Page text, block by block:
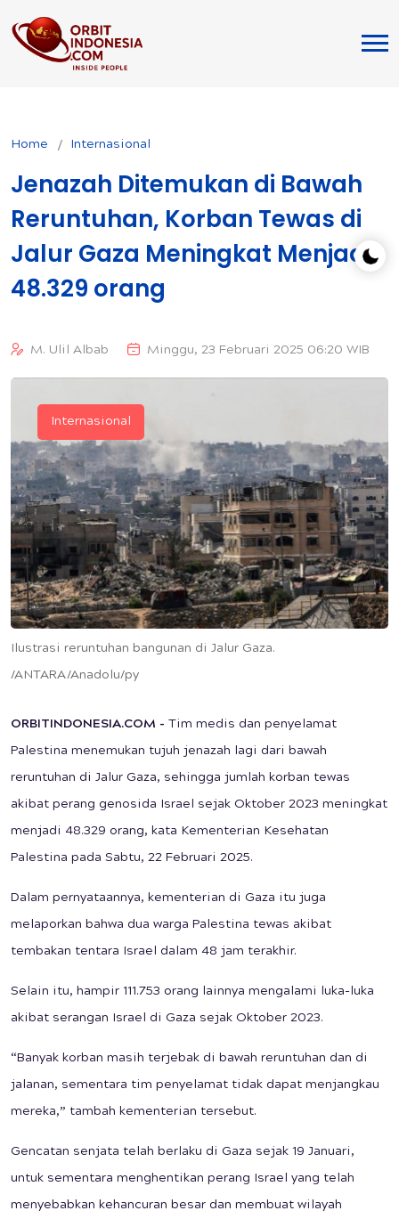
Home Internasional
Jenazah Ditemukan di Bawah
Reruntuhan, Korban Tewas di
Jalur Gaza Meningkat Menjadi
48.329 orang
M. Ulil Albab Minggu, 23 Februari 2025 06:20 WIB
Ilustrasi reruntuhan bangunan di Jalur Gaza.
/ANTARA/Anadolu/py
Internasional
ORBITINDONESIA.COM - Tim medis dan penyelamat
Palestina menemukan tujuh jenazah lagi dari bawah
reruntuhan di Jalur Gaza, sehingga jumlah korban tewas
akibat perang genosida Israel sejak Oktober 2023 meningkat
menjadi 48.329 orang, kata Kementerian Kesehatan
Palestina pada Sabtu, 22 Februari 2025.
Dalam pernyataannya, kementerian di Gaza itu juga
melaporkan bahwa dua warga Palestina tewas akibat
tembakan tentara Israel dalam 48 jam terakhir.
Selain itu, hampir 111.753 orang lainnya mengalami luka-luka
akibat serangan Israel di Gaza sejak Oktober 2023.
“Banyak korban masih terjebak di bawah reruntuhan dan di
jalanan, sementara tim penyelamat tidak dapat menjangkau
mereka,” tambah kementerian tersebut.
Gencatan senjata telah berlaku di Gaza sejak 19 Januari,
untuk sementara menghentikan perang Israel yang telah
menyebabkan kehancuran besar dan membuat wilayah